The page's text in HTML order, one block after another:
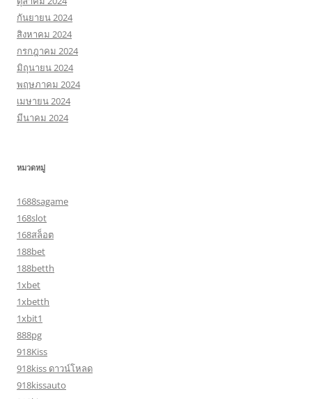
กันยายน 2024
สิงหาคม 2024
กรกฎาคม 2024
มิถุนายน 2024
พฤษภาคม 2024
เมษายน 2024
มีนาคม 2024
หมวดหมู่
1688sagame
168slot
168สล็อต
188bet
188betth
1xbet
1xbetth
1xbit1
888pg
918Kiss
918kiss ดาวน์โหลด
918kissauto